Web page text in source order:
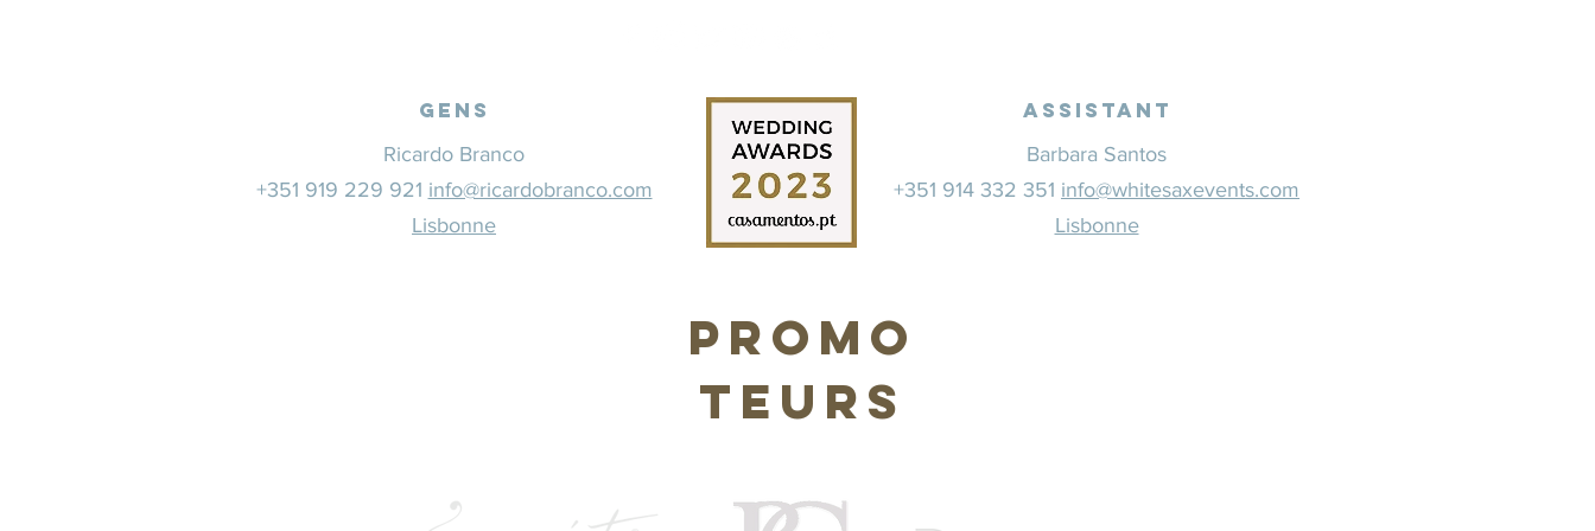
Gens
Ricardo Branco
+351 919 229 921 info@ricardobranco.com
Lisbonne
Assistant
Barbara Santos
+351 914 332 351 info@whitesaxevents.com
Lisbonne
Promo
teurs